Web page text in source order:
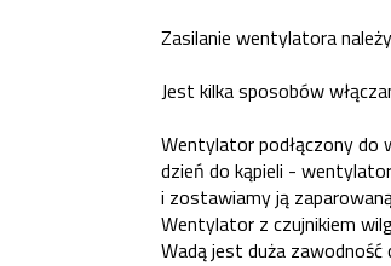
Zasilanie wentylatora
Jest kilka sposobów
Wentylator podłączony do
dzień do kąpieli -
i zostawiamy ją
Wentylator z czujnikiem
Wadą jest duża zawodność